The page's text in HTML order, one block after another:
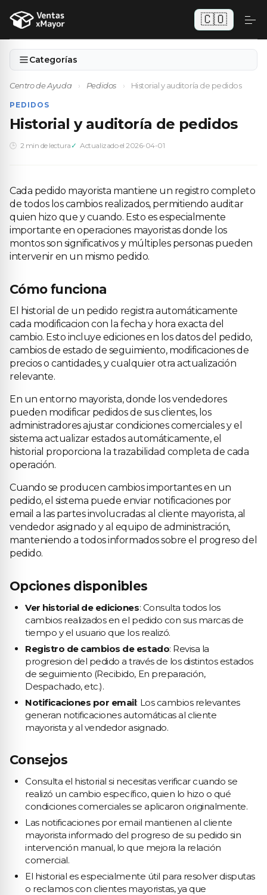
🇨🇴
Categorías
Centro de Ayuda › Pedidos › Historial y auditoría de pedidos
PEDIDOS
Historial y auditoría de pedidos
2 min de lectura Actualizado el 2026-04-01
Cada pedido mayorista mantiene un registro completo
de todos los cambios realizados, permitiendo auditar
quien hizo que y cuando. Esto es especialmente
importante en operaciones mayoristas donde los
montos son significativos y múltiples personas pueden
intervenir en un mismo pedido.
Cómo funciona
El historial de un pedido registra automáticamente
cada modificacion con la fecha y hora exacta del
cambio. Esto incluye ediciones en los datos del pedido,
cambios de estado de seguimiento, modificaciones de
precios o cantidades, y cualquier otra actualización
relevante.
En un entorno mayorista, donde los vendedores
pueden modificar pedidos de sus clientes, los
administradores ajustar condiciones comerciales y el
sistema actualizar estados automáticamente, el
historial proporciona la trazabilidad completa de cada
operación.
Cuando se producen cambios importantes en un
pedido, el sistema puede enviar notificaciones por
email a las partes involucradas: al cliente mayorista, al
vendedor asignado y al equipo de administración,
manteniendo a todos informados sobre el progreso del
pedido.
Opciones disponibles
Ver historial de ediciones: Consulta todos los
cambios realizados en el pedido con sus marcas de
tiempo y el usuario que los realizó.
Registro de cambios de estado: Revisa la
progresion del pedido a través de los distintos estados
de seguimiento (Recibido, En preparación,
Despachado, etc.).
Notificaciones por email: Los cambios relevantes
generan notificaciones automáticas al cliente
mayorista y al vendedor asignado.
Consejos
Consulta el historial si necesitas verificar cuando se
realizó un cambio específico, quien lo hizo o qué
condiciones comerciales se aplicaron originalmente.
Las notificaciones por email mantienen al cliente
mayorista informado del progreso de su pedido sin
intervención manual, lo que mejora la relación
comercial.
El historial es especialmente útil para resolver disputas
o reclamos con clientes mayoristas, ya que